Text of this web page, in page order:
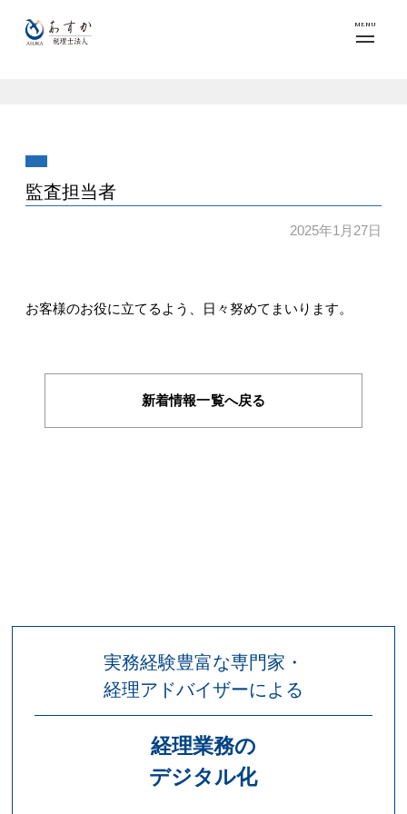
MENU
監査担当者
2025年1月27日
お客様のお役に立てるよう、日々努めてまいります。
新着情報一覧へ戻る
実務経験豊富な専門家・
経理アドバイザーによる
経理業務の
デジタル化